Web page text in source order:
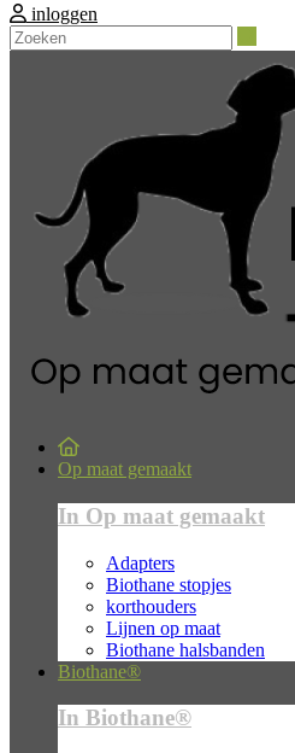
inloggen
Op maat gemaakt
In Op maat gemaakt
Adapters
Biothane stopjes
korthouders
Lijnen op maat
Biothane halsbanden
Biothane®
In Biothane®